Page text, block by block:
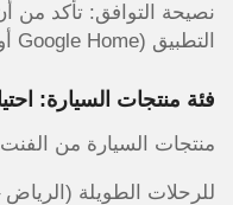
نصيحة التوافق: تأكد من
التطبيق (Google Home أو Apple HomeKit).
فئة منتجات السيارة:
منتجات السيارة من
للرحلات الطويلة